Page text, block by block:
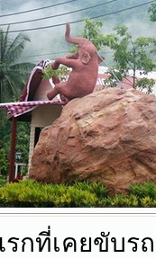
กที่เคยขับร